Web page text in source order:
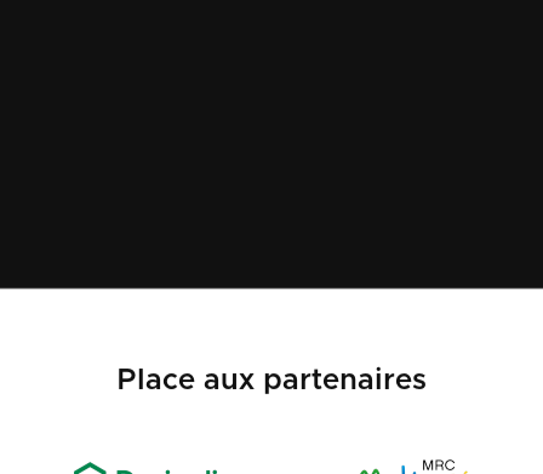
Place aux partenaires